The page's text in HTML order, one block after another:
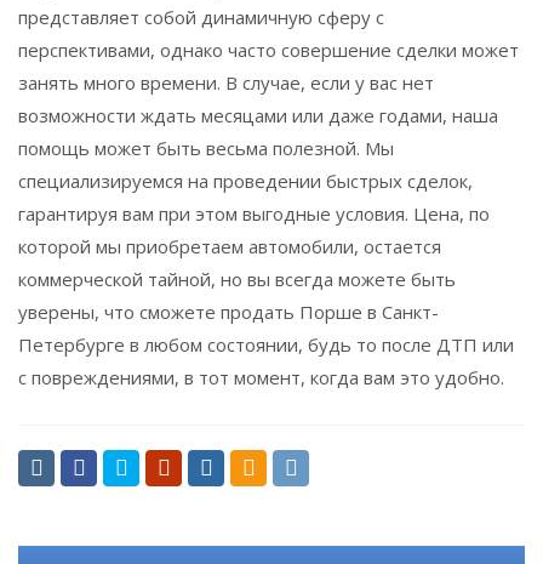
представляет собой динамичную сферу с
перспективами, однако часто совершение сделки может
занять много времени. В случае, если у вас нет
возможности ждать месяцами или даже годами, наша
помощь может быть весьма полезной. Мы
специализируемся на проведении быстрых сделок,
гарантируя вам при этом выгодные условия. Цена, по
которой мы приобретаем автомобили, остается
коммерческой тайной, но вы всегда можете быть
уверены, что сможете продать Порше в Санкт-
Петербурге в любом состоянии, будь то после ДТП или
с повреждениями, в тот момент, когда вам это удобно.